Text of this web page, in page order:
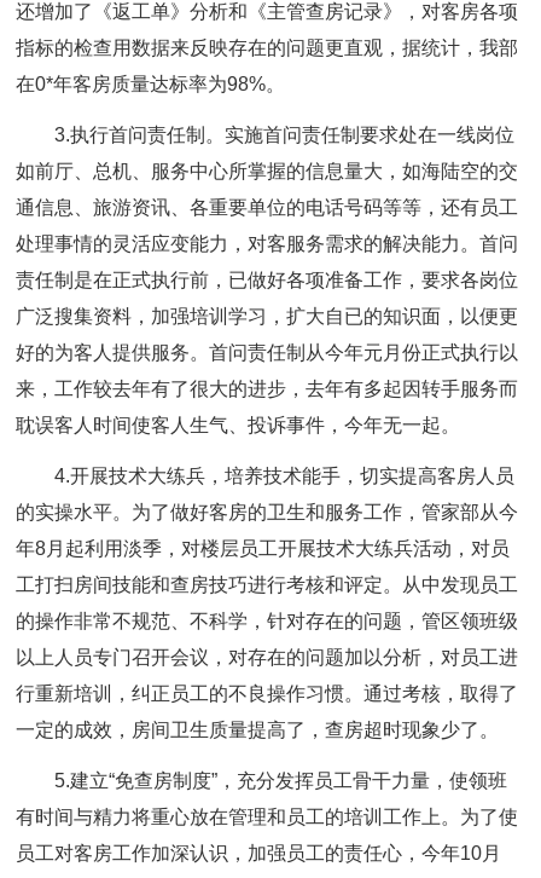
还增加了《返工单》分析和《主管查房记录》，对客房各项
指标的检查用数据来反映存在的问题更直观，据统计，我部
在0*年客房质量达标率为98%。
3.执行首问责任制。实施首问责任制要求处在一线岗位
如前厅、总机、服务中心所掌握的信息量大，如海陆空的交
通信息、旅游资讯、各重要单位的电话号码等等，还有员工
处理事情的灵活应变能力，对客服务需求的解决能力。首问
责任制是在正式执行前，已做好各项准备工作，要求各岗位
广泛搜集资料，加强培训学习，扩大自已的知识面，以便更
好的为客人提供服务。首问责任制从今年元月份正式执行以
来，工作较去年有了很大的进步，去年有多起因转手服务而
耽误客人时间使客人生气、投诉事件，今年无一起。
4.开展技术大练兵，培养技术能手，切实提高客房人员
的实操水平。为了做好客房的卫生和服务工作，管家部从今
年8月起利用淡季，对楼层员工开展技术大练兵活动，对员
工打扫房间技能和查房技巧进行考核和评定。从中发现员工
的操作非常不规范、不科学，针对存在的问题，管区领班级
以上人员专门召开会议，对存在的问题加以分析，对员工进
行重新培训，纠正员工的不良操作习惯。通过考核，取得了
一定的成效，房间卫生质量提高了，查房超时现象少了。
5.建立“免查房制度”，充分发挥员工骨干力量，使领班
有时间与精力将重心放在管理和员工的培训工作上。为了使
员工对客房工作加深认识，加强员工的责任心，今年10月